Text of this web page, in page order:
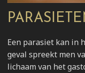
Een parasiet kan in
geval spreekt men
lichaam van het